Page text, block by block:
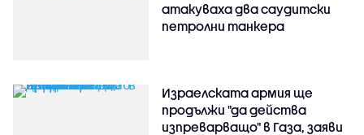
атакуваха два саудитски
петролни танкера
Израелската армия ще
продължи "да действа
изпреварващо" в Газа, заяви